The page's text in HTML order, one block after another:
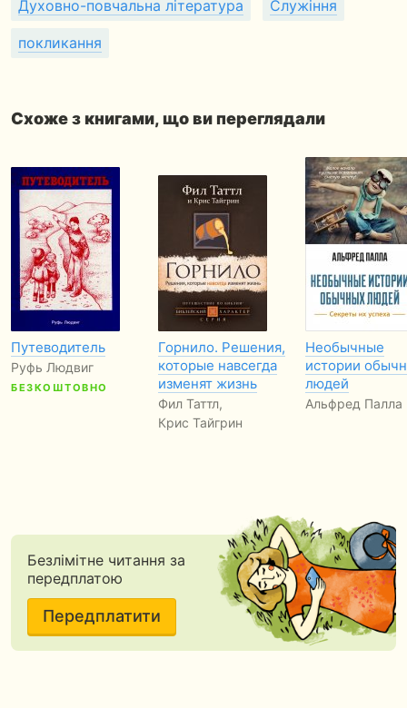
Духовно-повчальна література Служіння
покликання
Схоже з книгами, що ви переглядали
Путеводитель
Руфь Людвиг
БЕЗКОШТОВНО
Горнило. Решения,
которые навсегда
изменят жизнь
Фил Таттл,
Крис Тайгрин
Необычные
истории
людей
Альфред Палла
Безлімітне читання за
передплатою
Передплатити